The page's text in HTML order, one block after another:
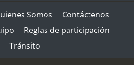
Somos
Contáctenos
Reglas de participación
Tránsito